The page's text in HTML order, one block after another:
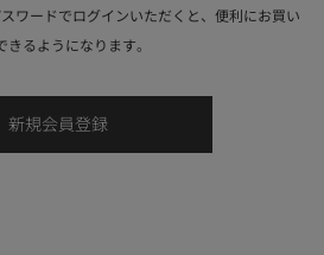
ワードでログインいただくと、便利にお買い
きるようになります。